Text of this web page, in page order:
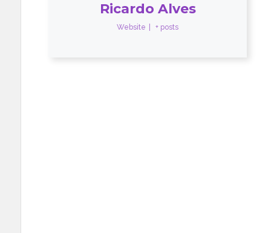
Ricardo Alves
Website + posts